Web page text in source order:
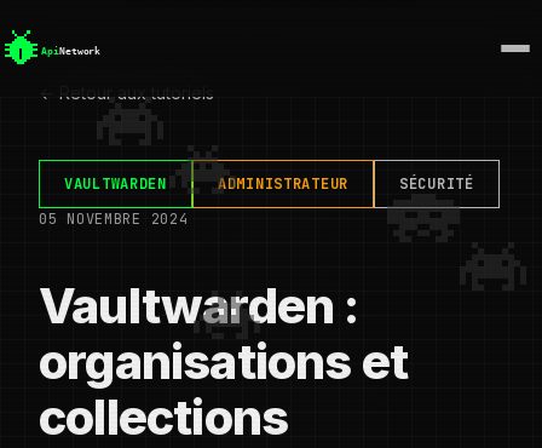
← Retour aux tutoriels
VAULTWARDEN ADMINISTRATEUR
SÉCURITÉ
05 NOVEMBRE 2024
Vaultwarden :
organisations et
collections